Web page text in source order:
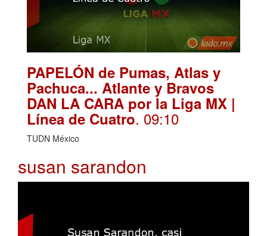
PAPELÓN de Pumas, Atlas y
Pachuca... Atlante y Bravos
DAN LA CARA por la Liga MX |
Línea de Cuatro. 09:10
TUDN México
susan sarandon